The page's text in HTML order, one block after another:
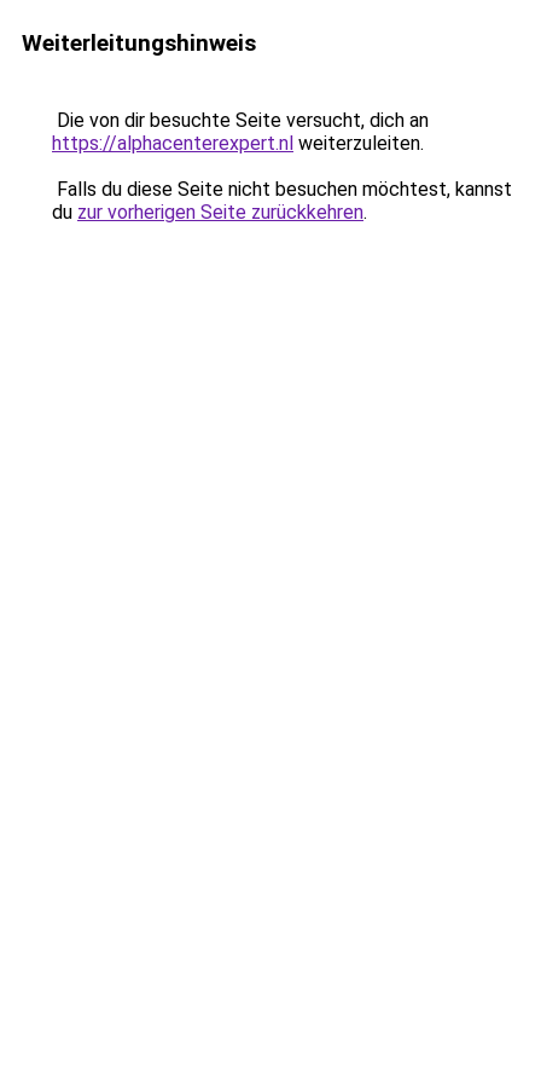
Weiterleitungshinweis
Die von dir besuchte Seite versucht, dich an
https://alphacenterexpert.nl weiterzuleiten.
Falls du diese Seite nicht besuchen möchtest, kannst
du zur vorherigen Seite zurückkehren.